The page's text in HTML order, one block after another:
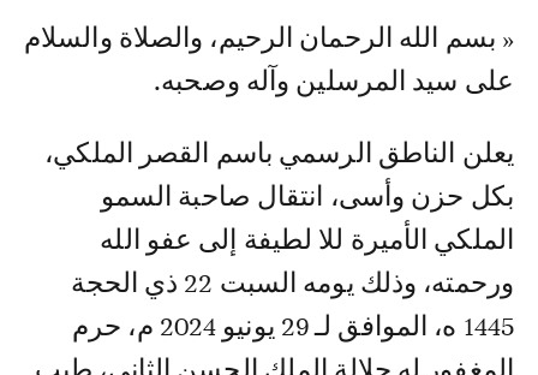
« بسم الله الرحمان الرحيم، والصلاة والسلام
على سيد المرسلين وآله وصحبه.
يعلن الناطق الرسمي باسم القصر الملكي،
بكل حزن وأسى، انتقال صاحبة السمو
الملكي الأميرة للا لطيفة إلى عفو الله
ورحمته، وذلك يومه السبت 22 ذي الحجة
1445 ه، الموافق لـ 29 يونيو 2024 م، حرم